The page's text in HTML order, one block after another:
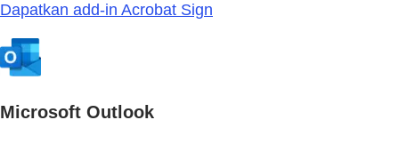
Dapatkan add-in Acrobat Sign
Microsoft Outlook